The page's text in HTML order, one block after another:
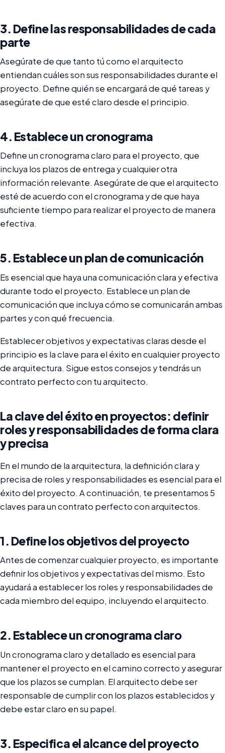
3. Define las responsabilidades de cada
parte
Asegúrate de que tanto tú como el arquitecto
entiendan cuáles son sus responsabilidades durante el
proyecto. Define quién se encargará de qué tareas y
asegúrate de que esté claro desde el principio.
4. Establece un cronograma
Define un cronograma claro para el proyecto, que
incluya los plazos de entrega y cualquier otra
información relevante. Asegúrate de que el arquitecto
esté de acuerdo con el cronograma y de que haya
suficiente tiempo para realizar el proyecto de manera
efectiva.
5. Establece un plan de comunicación
Es esencial que haya una comunicación clara y efectiva
durante todo el proyecto. Establece un plan de
comunicación que incluya cómo se comunicarán ambas
partes y con qué frecuencia.
Establecer objetivos y expectativas claras desde el
principio es la clave para el éxito en cualquier proyecto
de arquitectura. Sigue estos consejos y tendrás un
contrato perfecto con tu arquitecto.
La clave del éxito en proyectos: definir
roles y responsabilidades de forma clara
y precisa
En el mundo de la arquitectura, la definición clara y
precisa de roles y responsabilidades es esencial para el
éxito del proyecto. A continuación, te presentamos 5
claves para un contrato perfecto con arquitectos.
1. Define los objetivos del proyecto
Antes de comenzar cualquier proyecto, es importante
definir los objetivos y expectativas del mismo. Esto
ayudará a establecer los roles y responsabilidades de
cada miembro del equipo, incluyendo el arquitecto.
2. Establece un cronograma claro
Un cronograma claro y detallado es esencial para
mantener el proyecto en el camino correcto y asegurar
que los plazos se cumplan. El arquitecto debe ser
responsable de cumplir con los plazos establecidos y
debe estar claro en su papel.
3. Especifica el alcance del proyecto